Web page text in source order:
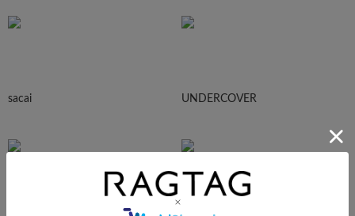
sacai UNDERCOVER